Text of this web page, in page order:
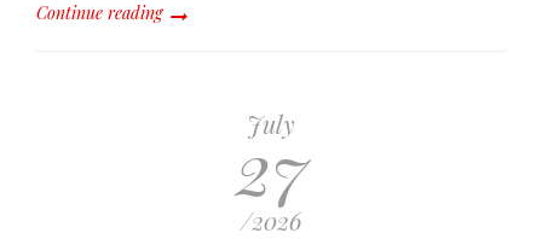
Continue reading
July
27
/2026